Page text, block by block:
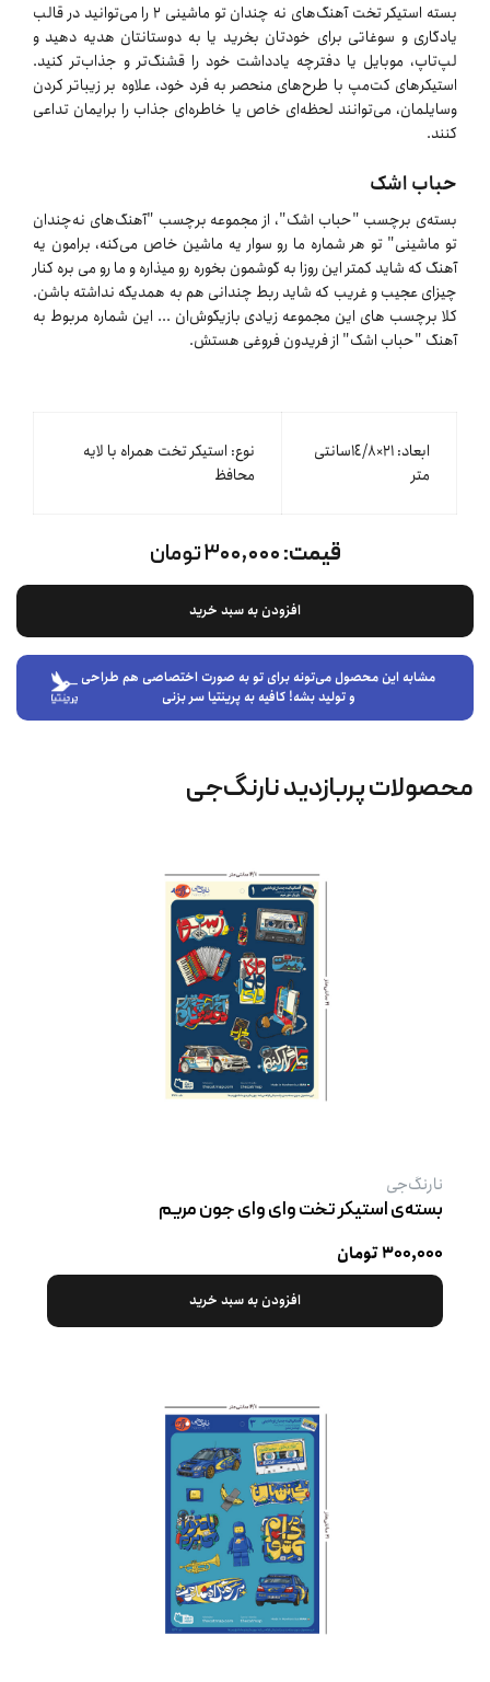
بسته استیکر تخت آهنگ‌های نه چندان تو ماشینی ۲ را می‌توانید در قالب
یادگاری و سوغاتی برای خودتان بخرید یا به دوستانتان هدیه دهید و
لپ‌تاپ، موبایل یا دفترچه یادداشت خود را قشنگ‌تر و جذاب‌تر کنید.
استیکرهای کت‌مپ با طرح‌های منحصر به فرد خود، علاوه بر زیباتر کردن
وسایلمان، می‌توانند لحظه‌ای خاص یا خاطره‌ای جذاب را برایمان تداعی
کنند.
حباب اشک
بسته‌ی برچسب "حباب اشک"، از مجموعه برچسب "آهنگ‌های نه‌چندان
تو ماشینی" تو هر شماره ما رو سوار یه ماشین خاص می‌کنه، برامون یه
آهنگ که شاید کمتر این روزا به گوشمون بخوره رو میذاره و ما رو می بره کنار
چیزای عجیب و غریب که شاید ربط چندانی هم به همدیگه نداشته باشن.
کلا برچسب های این مجموعه زیادی بازیگوش‌ان ... این شماره مربوط به
آهنگ "حباب اشک" از فریدون فروغی هستش.
ابعاد: ٢١×١٤/٨سانتی
متر
نوع: استیکر تخت همراه با لایه
محافظ
قیمت:۳۰۰,۰۰۰ تومان
افزودن به سبد خرید
مشابه این محصول می‌تونه برای تو به صورت اختصاصی هم طراحی
و تولید بشه! کافیه به پرینتیا سر بزنی
محصولات پربازدید نارنگ‌جی
نارنگ‌جی
بسته‌ی استیکر تخت وای وای جون مریم
۳۰۰,۰۰۰ تومان
افزودن به سبد خرید